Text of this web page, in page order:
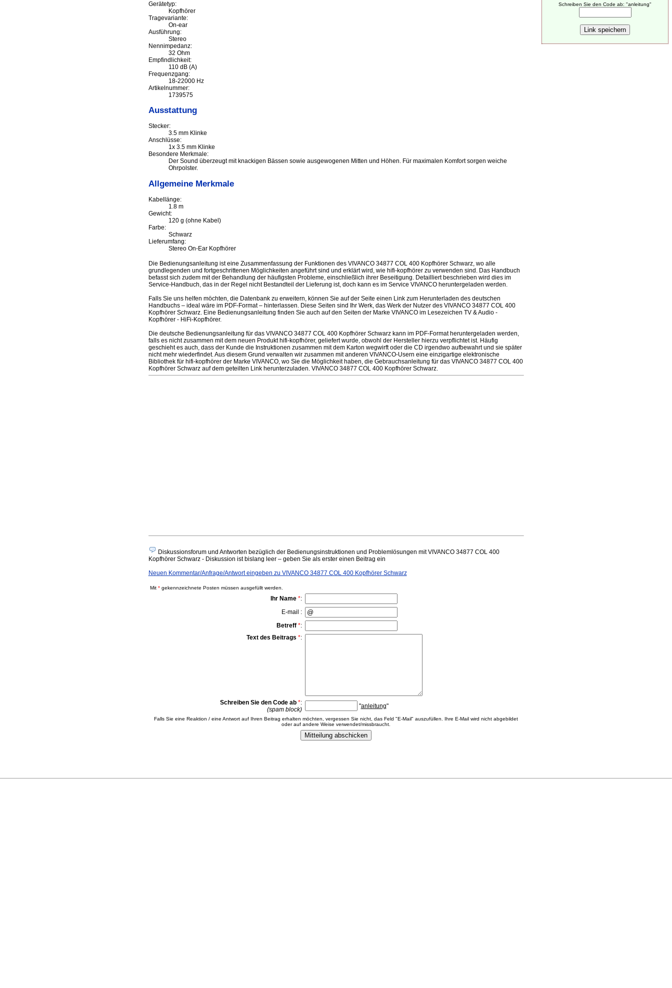
Gerätetyp:
Kopfhörer
Tragevariante:
On-ear
Ausführung:
Stereo
Nennimpedanz:
32 Ohm
Empfindlichkeit:
110 dB (A)
Frequenzgang:
18-22000 Hz
Artikelnummer:
1739575
Ausstattung
Stecker:
3.5 mm Klinke
Anschlüsse:
1x 3.5 mm Klinke
Besondere Merkmale:
Der Sound überzeugt mit knackigen Bässen sowie ausgewogenen Mitten und Höhen. Für maximalen Komfort sorgen weiche
Ohrpolster.
Allgemeine Merkmale
Kabellänge:
1.8 m
Gewicht:
120 g (ohne Kabel)
Farbe:
Schwarz
Lieferumfang:
Stereo On-Ear Kopfhörer
Die Bedienungsanleitung ist eine Zusammenfassung der Funktionen des VIVANCO 34877 COL 400 Kopfhörer Schwarz, wo alle
grundlegenden und fortgeschrittenen Möglichkeiten angeführt sind und erklärt wird, wie hifi-kopfhörer zu verwenden sind. Das Handbuch
befasst sich zudem mit der Behandlung der häufigsten Probleme, einschließlich ihrer Beseitigung. Detailliert beschrieben wird dies im
Service-Handbuch, das in der Regel nicht Bestandteil der Lieferung ist, doch kann es im Service VIVANCO heruntergeladen werden.
Falls Sie uns helfen möchten, die Datenbank zu erweitern, können Sie auf der Seite einen Link zum Herunterladen des deutschen
Handbuchs – ideal wäre im PDF-Format – hinterlassen. Diese Seiten sind Ihr Werk, das Werk der Nutzer des VIVANCO 34877 COL 400
Kopfhörer Schwarz. Eine Bedienungsanleitung finden Sie auch auf den Seiten der Marke VIVANCO im Lesezeichen TV & Audio -
Kopfhörer - HiFi-Kopfhörer.
Die deutsche Bedienungsanleitung für das VIVANCO 34877 COL 400 Kopfhörer Schwarz kann im PDF-Format heruntergeladen werden,
falls es nicht zusammen mit dem neuen Produkt hifi-kopfhörer, geliefert wurde, obwohl der Hersteller hierzu verpflichtet ist. Häufig
geschieht es auch, dass der Kunde die Instruktionen zusammen mit dem Karton wegwirft oder die CD irgendwo aufbewahrt und sie später
nicht mehr wiederfindet. Aus diesem Grund verwalten wir zusammen mit anderen VIVANCO-Usern eine einzigartige elektronische
Bibliothek für hifi-kopfhörer der Marke VIVANCO, wo Sie die Möglichkeit haben, die Gebrauchsanleitung für das VIVANCO 34877 COL 400
Kopfhörer Schwarz auf dem geteilten Link herunterzuladen. VIVANCO 34877 COL 400 Kopfhörer Schwarz.
Diskussionsforum und Antworten bezüglich der Bedienungsinstruktionen und Problemlösungen mit VIVANCO 34877 COL 400
Kopfhörer Schwarz - Diskussion ist bislang leer – geben Sie als erster einen Beitrag ein
Neuen Kommentar/Anfrage/Antwort eingeben zu VIVANCO 34877 COL 400 Kopfhörer Schwarz
Mit *gekennzeichnete Posten müssen ausgefüllt werden.
Ihr Name *:
E-mail :
Betreff *:
Text des Beitrags *:
Schreiben Sie den Code ab *:
(spam block)
"anleitung"
Falls Sie eine Reaktion / eine Antwort auf Ihren Beitrag erhalten möchten, vergessen Sie nicht, das Feld "E-Mail" auszufüllen. Ihre E-Mail wird nicht abgebildet
oder auf andere Weise verwendet/missbraucht.
Schreiben Sie den Code ab: "anleitung"